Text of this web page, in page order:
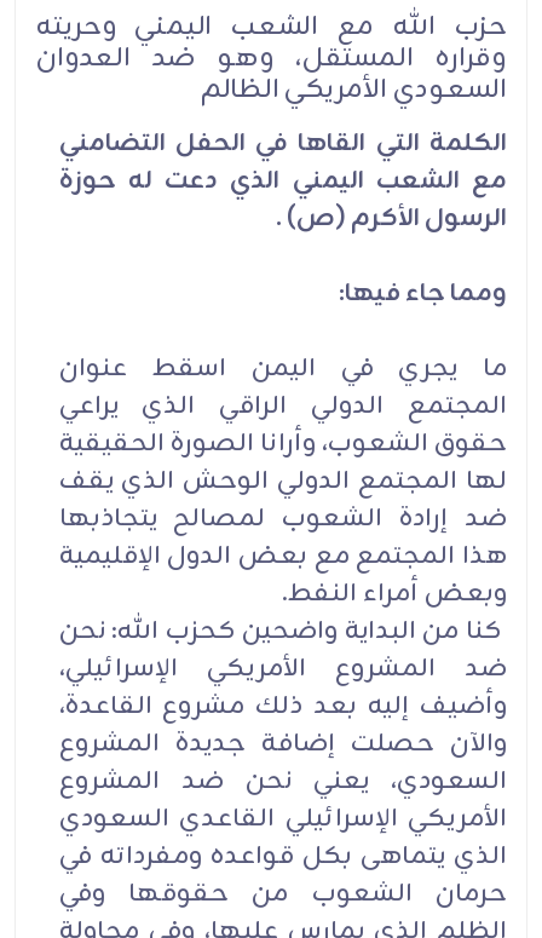
حزب الله مع الشعب اليمني وحريته
وقراره المستقل، وهو ضد العدوان
السعودي الأمريكي الظالم
الكلمة التي القاها في الحفل التضامني
مع الشعب اليمني الذي دعت له حوزة
الرسول الأكرم (ص) .
ومما جاء فيها:
ما يجري في اليمن اسقط عنوان
المجتمع الدولي الراقي الذي يراعي
حقوق الشعوب، وأرانا الصورة الحقيقية
لها المجتمع الدولي الوحش الذي يقف
ضد إرادة الشعوب لمصالح يتجاذبها
هذا المجتمع مع بعض الدول الإقليمية
وبعض أمراء النفط.
كنا من البداية واضحين كحزب الله: نحن
ضد المشروع الأمريكي الإسرائيلي،
وأضيف إليه بعد ذلك مشروع القاعدة،
والآن حصلت إضافة جديدة المشروع
السعودي، يعني نحن ضد المشروع
الأمريكي الإسرائيلي القاعدي السعودي
الذي يتماهى بكل قواعده ومفرداته في
حرمان الشعوب من حقوقها وفي